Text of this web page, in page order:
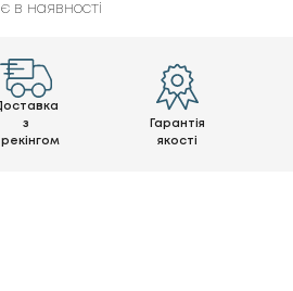
в наявності
з
Гарантія
якості